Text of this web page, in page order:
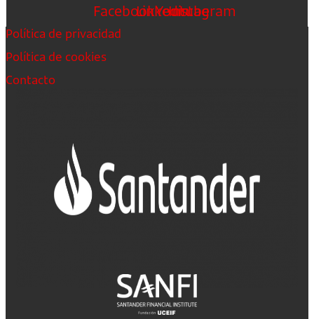
FacebookLinkedin
Youtube
Instagram
Política de privacidad
Política de cookies
Contacto